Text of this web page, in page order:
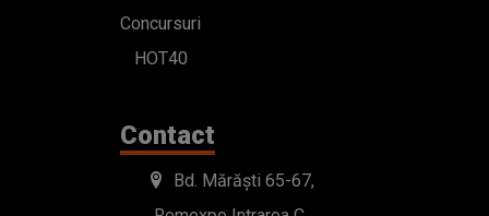
Concursuri
HOT40
Contact
Bd. Mărăști 65-67,